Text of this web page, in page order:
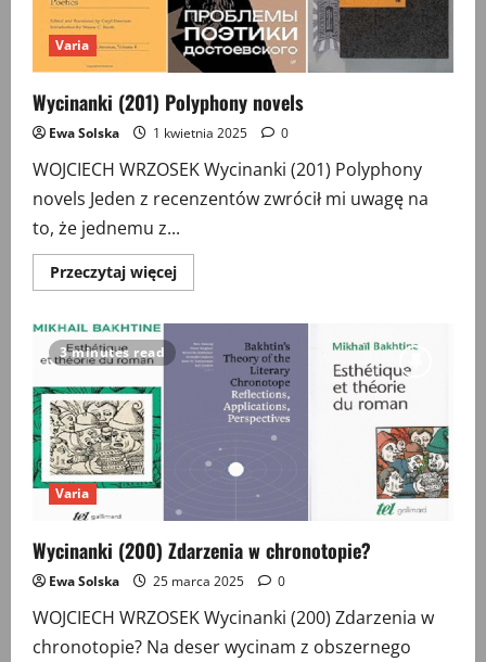
Varia
Wycinanki (201) Polyphony novels
Ewa Solska 1 kwietnia 2025 0
WOJCIECH WRZOSEK Wycinanki (201) Polyphony
novels Jeden z recenzentów zwrócił mi uwagę na
to, że jednemu z...
Przeczytaj więcejPrzeczytaj
więcej
Polyphony
novels
3 minutes read
Varia
Wycinanki (200) Zdarzenia w chronotopie?
Ewa Solska 25 marca 2025 0
WOJCIECH WRZOSEK Wycinanki (200) Zdarzenia w
chronotopie? Na deser wycinam z obszernego